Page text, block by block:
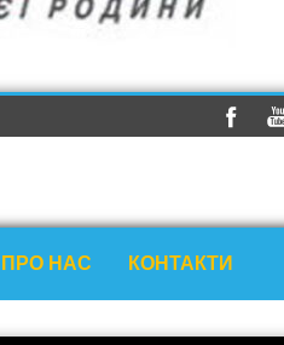
ПРО НАС КОНТАКТИ